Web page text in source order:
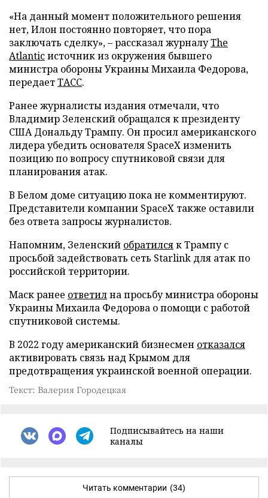
«На данный момент положительного решения
нет, Илон постоянно повторяет, что пора
заключать сделку», – рассказал журналуThe
Atlanticисточник из окружения бывшего
министра обороны Украины Михаила Федорова,
передаетТАСС.
Ранее журналисты издания отмечали, что
Владимир Зеленский обращался к президенту
США Дональду Трампу. Он просил американского
лидера убедить основателя SpaceX изменить
позицию по вопросу спутниковой связи для
планирования атак.
В Белом доме ситуацию пока не комментируют.
Представители компании SpaceX также оставили
без ответа запросы журналистов.
Напомним, Зеленский обратилсяк Трампу с
просьбой задействовать сеть Starlink для атак по
российской территории.
Маск ранее ответилна просьбу министра обороны
Украины Михаила Федорова о помощи с работой
спутниковой системы.
В 2022 году американский бизнесмен отказался
активировать связь над Крымом для
предотвращения украинской военной операции.
Текст: Валерия Городецкая
Подписывайтесь на наши
каналы
Читать комментарии (34)